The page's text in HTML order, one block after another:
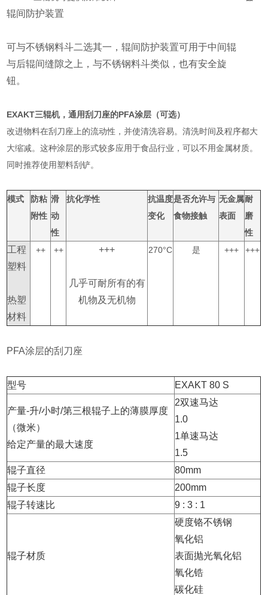
辊间防护装置
可与不锈钢料斗二选其一，辊间防护装置可用于中间辊
与后辊间缝隙之上，与不锈钢料斗类似，也有安全旋
钮。
EXAKT三辊机，通用刮刀座的PFA涂层（可选）
改进物料在刮刀座上的流动性，并使清洗容易。清洗时间及程序都大
大缩减。这种涂层的形式较多应用于食品行业，可以不用金属材质。
同时推荐使用塑料刮铲。
模式
防粘
附性
滑
动
性
抗化学性
抗温度
变化
是否允许与
食物接触
无金属
表面
耐
磨
性
工程
塑料
热塑
材料
++ ++ +++
几乎可耐所有的有
机物及无机物
270°C 是 +++ +++
PFA涂层的刮刀座
型号 EXAKT 80 S
产量-升/小时/第三根辊子上的薄膜厚度
（微米）
给定产量的最大速度
2双速马达
1.0
1单速马达
1.5
辊子直径
80mm
辊子长度
200mm
辊子转速比
9 : 3 : 1
辊子材质
硬度铬不锈钢
氧化铝
表面抛光氧化铝
氧化锆
碳化硅